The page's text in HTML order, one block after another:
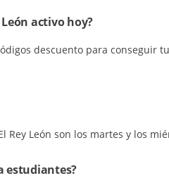
activo hoy?
descuento para conseguir
Rey León son los martes y los
estudiantes?